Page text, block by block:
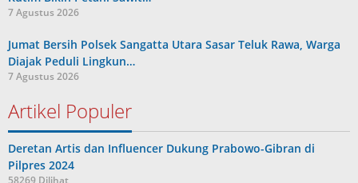
7 Agustus 2026
Jumat Bersih Polsek Sangatta Utara Sasar Teluk Rawa, Warga
Diajak Peduli Lingkun…
7 Agustus 2026
Artikel Populer
Deretan Artis dan Influencer Dukung Prabowo-Gibran di
Pilpres 2024